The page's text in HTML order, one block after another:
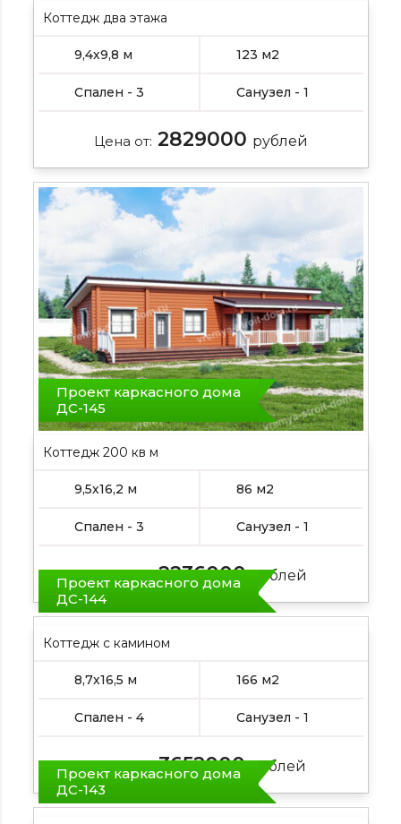
Коттедж два этажа
9,4х9,8 м 123 м2
Спален - 3 Санузел - 1
Цена от: 2829000 рублей
Проект каркасного дома
ДС-145
Коттедж 200 кв м
9,5х16,2 м 86 м2
Спален - 3 Санузел - 1
Цена от: 2236000рублей
Проект каркасного дома
ДС-144
Коттедж с камином
8,7х16,5 м 166 м2
Спален - 4 Санузел - 1
Цена от: 3652000рублей
Проект каркасного дома
ДС-143